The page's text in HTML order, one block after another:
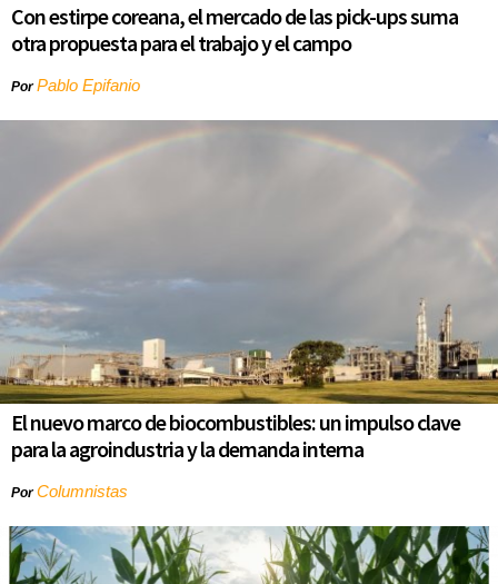
Con estirpe coreana, el mercado de las pick-ups suma
otra propuesta para el trabajo y el campo
PorPablo Epifanio
El nuevo marco de biocombustibles: un impulso clave
para la agroindustria y la demanda interna
PorColumnistas